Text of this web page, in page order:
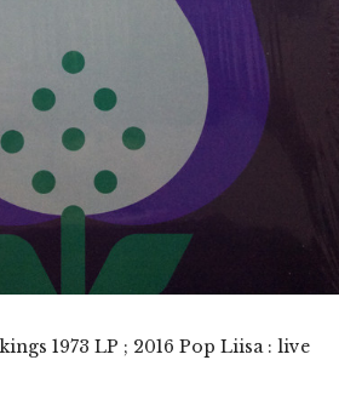
1973 LP ; 2016 Pop Liisa : live